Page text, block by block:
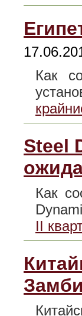
Как
Steel
Как
II